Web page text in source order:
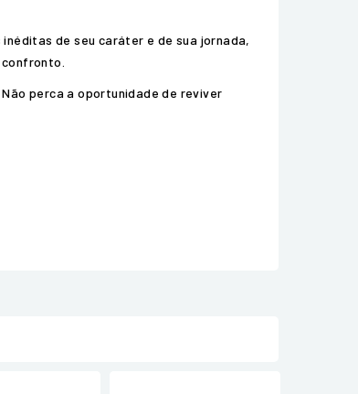
de seu caráter e de sua jornada,
perca a oportunidade de reviver